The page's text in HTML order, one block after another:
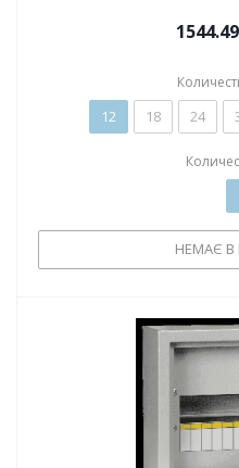
1544.49
12 18 24
НЕМАЄ В